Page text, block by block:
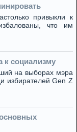
привыкли к
что им
к социализму
на выборах мэра
избирателей Gen Z